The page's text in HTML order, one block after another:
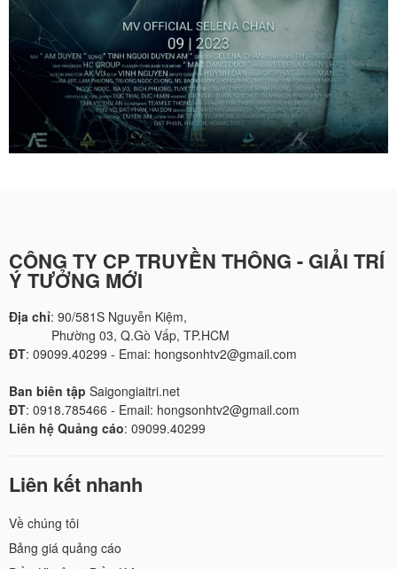
CÔNG TY CP TRUYỀN THÔNG - GIẢI TRÍ
Ý TƯỞNG MỚI
Địa chỉ: 90/581S Nguyễn Kiệm,
Phường 03, Q.Gò Vấp, TP.HCM
ĐT: 09099.40299 - Emai: hongsonhtv2@gmail.com
Ban biên tập Saigongiaitri.net
ĐT: 0918.785466 - Email: hongsonhtv2@gmail.com
Liên hệ Quảng cáo: 09099.40299
Liên kết nhanh
Về chúng tôi
Bảng giá quảng cáo